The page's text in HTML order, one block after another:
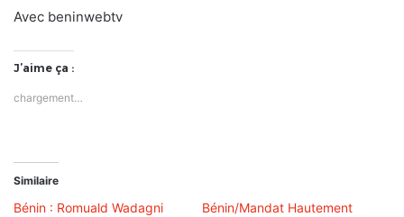
Avec beninwebtv
J’aime ça :
chargement…
Similaire
Bénin : Romuald Wadagni
Bénin/Mandat Hautement